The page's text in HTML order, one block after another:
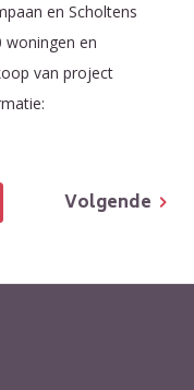
en Scholtens
woningen en
van project
Volgende